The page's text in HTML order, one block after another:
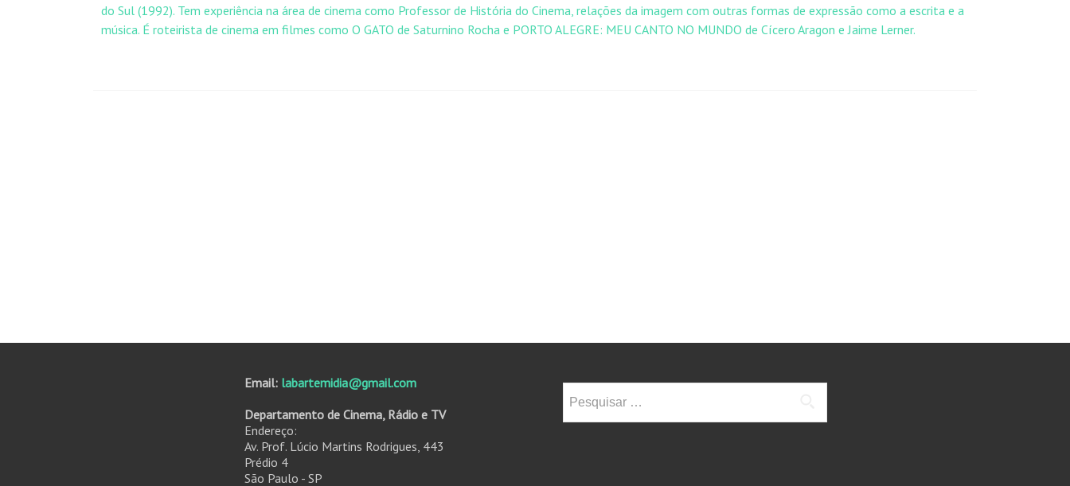
do Sul (1992). Tem experiência na área de cinema como Professor de História do Cinema, relações da imagem com outras formas de expressão como a escrita e a
música. É roteirista de cinema em filmes como O GATO de Saturnino Rocha e PORTO ALEGRE: MEU CANTO NO MUNDO de Cícero Aragon e Jaime Lerner.
Email: labartemidia@gmail.com
Departamento de Cinema, Rádio e TV
Endereço:
Av. Prof. Lúcio Martins Rodrigues, 443
Prédio 4
São Paulo - SP